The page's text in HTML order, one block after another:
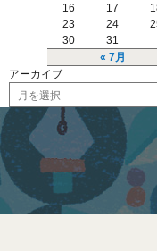
« 7月
16
17
23
24
30
31
アーカイブ
ー
イ
ブ